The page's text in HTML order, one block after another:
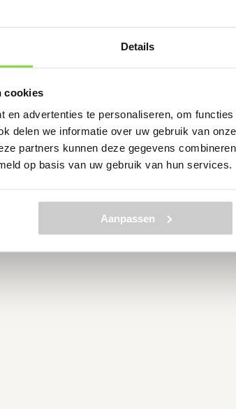
Details
cookies
en advertenties te personaliseren, om
delen we informatie over uw gebruik van
partners kunnen deze gegevens
op basis van uw gebruik van hun services.
Aanpassen
alternatieven